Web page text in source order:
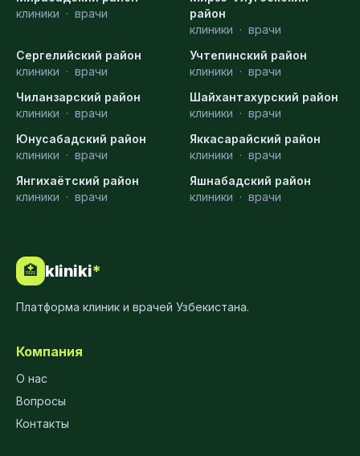
клиники · врачи
район
клиники · врачи
Сергелийский район
клиники · врачи
Учтепинский район
клиники · врачи
Чиланзарский район
клиники · врачи
Шайхантахурский район
клиники · врачи
Юнусабадский район
клиники · врачи
Яккасарайский район
клиники · врачи
Янгихаётский район
клиники · врачи
Яшнабадский район
клиники · врачи
🏥 kliniki*
Платформа клиник и врачей Узбекистана.
Компания
О нас
Вопросы
Контакты